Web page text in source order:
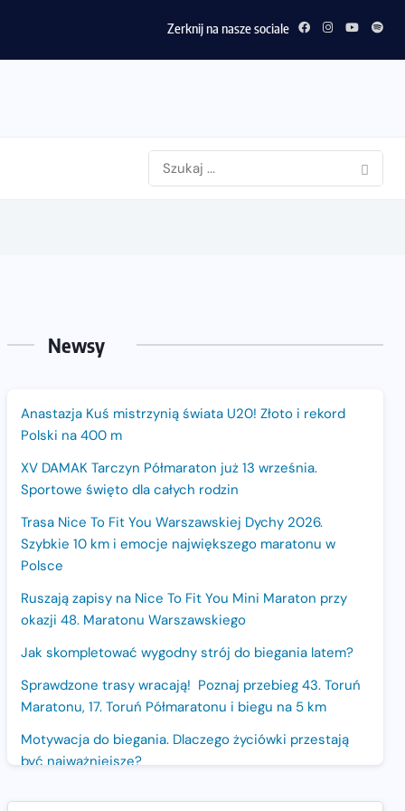
Zerknij na nasze sociale
Newsy
Anastazja Kuś mistrzynią świata U20! Złoto i rekord
Polski na 400 m
XV DAMAK Tarczyn Półmaraton już 13 września.
Sportowe święto dla całych rodzin
Trasa Nice To Fit You Warszawskiej Dychy 2026.
Szybkie 10 km i emocje największego maratonu w
Polsce
Ruszają zapisy na Nice To Fit You Mini Maraton przy
okazji 48. Maratonu Warszawskiego
Jak skompletować wygodny strój do biegania latem?
Sprawdzone trasy wracają! Poznaj przebieg 43. Toruń
Maratonu, 17. Toruń Półmaratonu i biegu na 5 km
Motywacja do biegania. Dlaczego życiówki przestają
być najważniejsze?